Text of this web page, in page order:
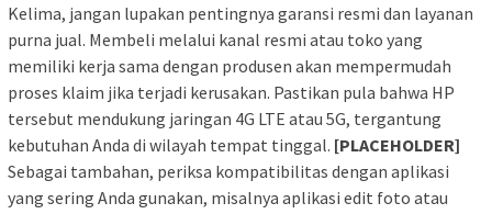
Kelima, jangan lupakan pentingnya garansi resmi dan layanan
purna jual. Membeli melalui kanal resmi atau toko yang
memiliki kerja sama dengan produsen akan mempermudah
proses klaim jika terjadi kerusakan. Pastikan pula bahwa HP
tersebut mendukung jaringan 4G LTE atau 5G, tergantung
kebutuhan Anda di wilayah tempat tinggal. [PLACEHOLDER]
Sebagai tambahan, periksa kompatibilitas dengan aplikasi
yang sering Anda gunakan, misalnya aplikasi edit foto atau